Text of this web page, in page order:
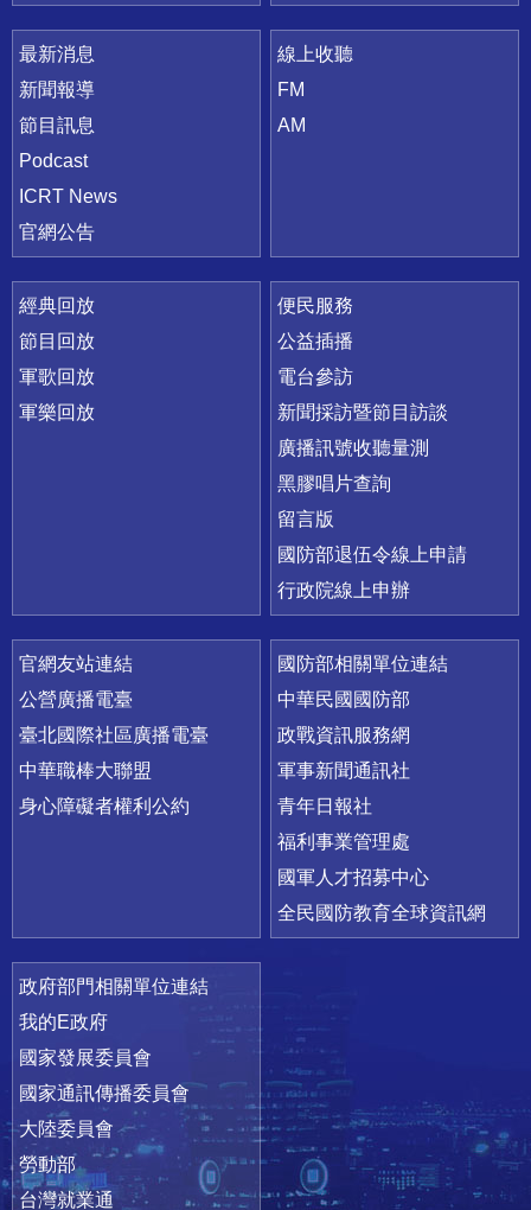
最新消息
新聞報導
節目訊息
Podcast
ICRT News
官網公告
線上收聽
FM
AM
經典回放
節目回放
軍歌回放
軍樂回放
便民服務
公益插播
電台參訪
新聞採訪暨節目訪談
廣播訊號收聽量測
黑膠唱片查詢
留言版
國防部退伍令線上申請
行政院線上申辦
官網友站連結
公營廣播電臺
臺北國際社區廣播電臺
中華職棒大聯盟
身心障礙者權利公約
國防部相關單位連結
中華民國國防部
政戰資訊服務網
軍事新聞通訊社
青年日報社
福利事業管理處
國軍人才招募中心
全民國防教育全球資訊網
政府部門相關單位連結
我的E政府
國家發展委員會
國家通訊傳播委員會
大陸委員會
勞動部
台灣就業通